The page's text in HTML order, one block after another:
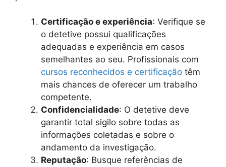
Certificação e experiência: Verifique se
o detetive possui qualificações
adequadas e experiência em casos
semelhantes ao seu. Profissionais com
cursos reconhecidos e certificação têm
mais chances de oferecer um trabalho
competente.
Confidencialidade: O detetive deve
garantir total sigilo sobre todas as
informações coletadas e sobre o
andamento da investigação.
Reputação: Busque referências de